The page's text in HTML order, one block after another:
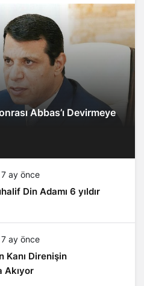
Abbas’ı Devirmeye
7 ay önce
Din Adamı 6 yıldır
7 ay önce
Kanı Direnişin
Akıyor